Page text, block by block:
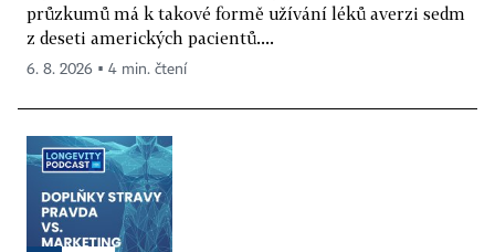
průzkumů má k takové formě užívání léků averzi sedm
z deseti amerických pacientů....
6. 8. 2026 ▪ 4 min. čtení